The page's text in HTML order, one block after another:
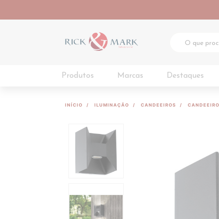
Produtos Marcas Destaques
INÍCIO ILUMINAÇÃO CANDEEIROS